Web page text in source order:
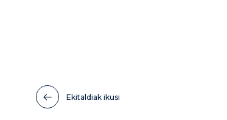
Ekitaldiak ikusi